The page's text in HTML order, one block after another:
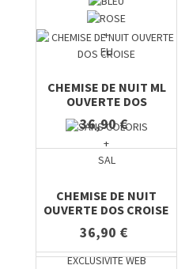
+
ELI
CHEMISE DE NUIT ML
OUVERTE DOS
36,90 €
+
SAL
CHEMISE DE NUIT
OUVERTE DOS CROISE
36,90 €
EXCLUSIVITE WEB